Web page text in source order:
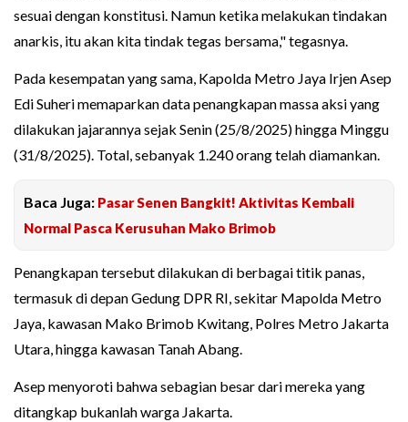
sesuai dengan konstitusi. Namun ketika melakukan tindakan
anarkis, itu akan kita tindak tegas bersama," tegasnya.
Pada kesempatan yang sama, Kapolda Metro Jaya Irjen Asep
Edi Suheri memaparkan data penangkapan massa aksi yang
dilakukan jajarannya sejak Senin (25/8/2025) hingga Minggu
(31/8/2025). Total, sebanyak 1.240 orang telah diamankan.
Baca Juga: Pasar Senen Bangkit! Aktivitas Kembali
Normal Pasca Kerusuhan Mako Brimob
Penangkapan tersebut dilakukan di berbagai titik panas,
termasuk di depan Gedung DPR RI, sekitar Mapolda Metro
Jaya, kawasan Mako Brimob Kwitang, Polres Metro Jakarta
Utara, hingga kawasan Tanah Abang.
Asep menyoroti bahwa sebagian besar dari mereka yang
ditangkap bukanlah warga Jakarta.